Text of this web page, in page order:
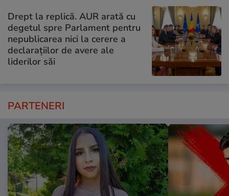
Drept la replică. AUR arată cu
degetul spre Parlament pentru
nepublicarea nici la cerere a
declarațiilor de avere ale
liderilor săi
PARTENERI